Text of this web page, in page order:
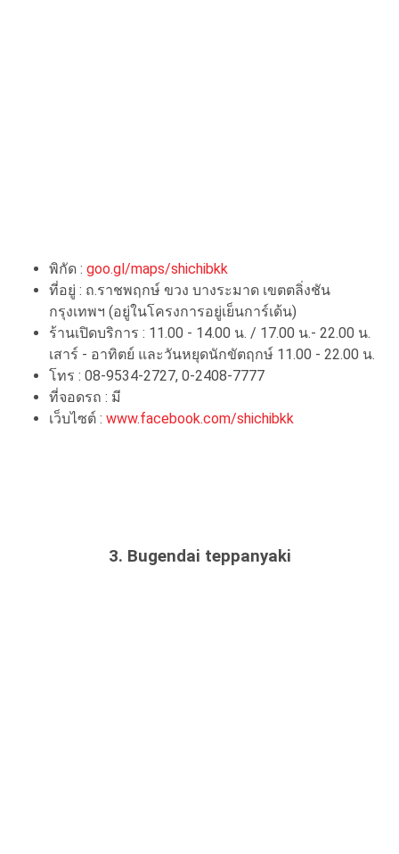
พิกัด : goo.gl/maps/shichibkk
ที่อยู่ : ถ.ราชพฤกษ์ ขวง บางระมาด เขตตลิ่งชัน
กรุงเทพฯ (อยู่ในโครงการอยู่เย็นการ์เด้น)
ร้านเปิดบริการ : 11.00 - 14.00 น. / 17.00 น.- 22.00 น.
เสาร์ - อาทิตย์ และวันหยุดนักขัตฤกษ์ 11.00 - 22.00 น.
โทร : 08-9534-2727, 0-2408-7777
ที่จอดรถ : มี
เว็บไซต์ : www.facebook.com/shichibkk
3. Bugendai teppanyaki